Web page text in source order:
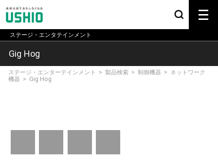
ステージ・エンタテインメント
Gig Hog
ステージ・エンターテインメント > 製品検索 > 制御機器 > ネットワーク
機器 > Gig Hog